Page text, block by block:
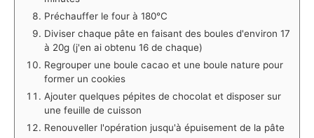
Préchauffer le four à 180°C
Diviser chaque pâte en faisant des boules d'environ 17
à 20g (j'en ai obtenu 16 de chaque)
Regrouper une boule cacao et une boule nature pour
former un cookies
Ajouter quelques pépites de chocolat et disposer sur
une feuille de cuisson
Renouveller l'opération jusqu'à épuisement de la pâte